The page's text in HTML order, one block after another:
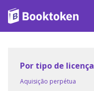
Por tipo de licença
Aquisição perpétua